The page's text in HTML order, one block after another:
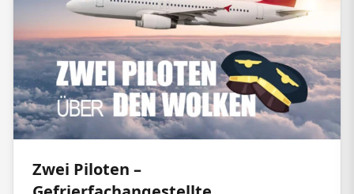
Zwei Piloten –